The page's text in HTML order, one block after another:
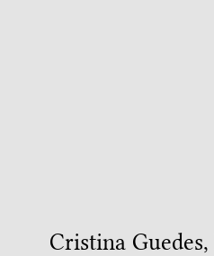
Cristina Guedes,